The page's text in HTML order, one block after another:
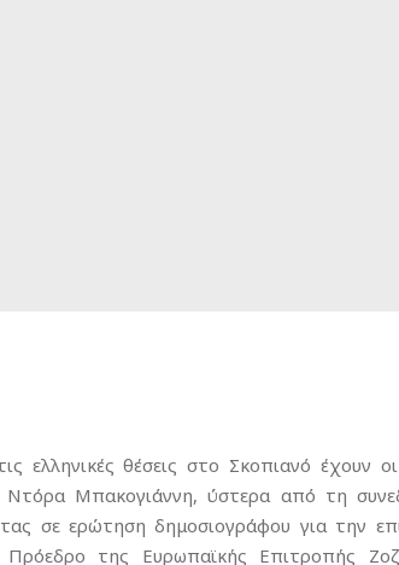
ελληνικές θέσεις στο Σκοπιανό έχουν
Ντόρα Μπακογιάννη, ύστερα από τη
σε ερώτηση δημοσιογράφου για την
της Ευρωπαϊκής Επιτροπής